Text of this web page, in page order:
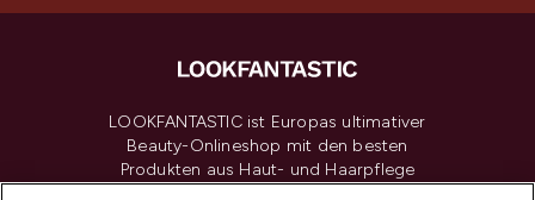
LOOKFANTASTIC ist Europas ultimativer
Beauty-Onlineshop mit den besten
Produkten aus Haut- und Haarpflege